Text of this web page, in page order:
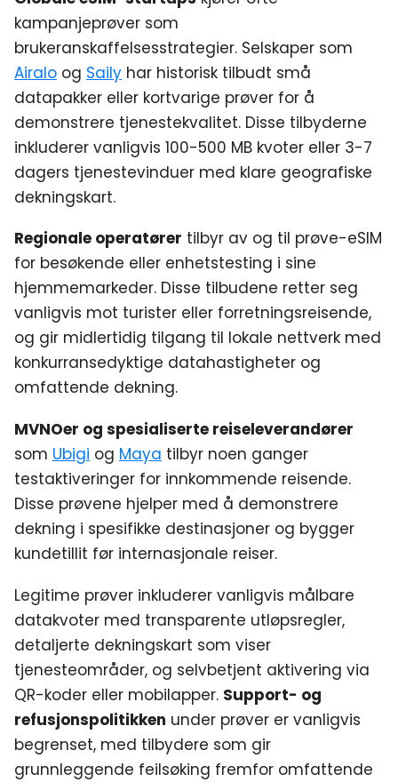
kampanjeprøver som
brukeranskaffelsesstrategier. Selskaper som
Airalo og Saily har historisk tilbudt små
datapakker eller kortvarige prøver for å
demonstrere tjenestekvalitet. Disse tilbyderne
inkluderer vanligvis 100-500 MB kvoter eller 3-7
dagers tjenestevinduer med klare geografiske
dekningskart.
Regionale operatører tilbyr av og til prøve-eSIM
for besøkende eller enhetstesting i sine
hjemmemarkeder. Disse tilbudene retter seg
vanligvis mot turister eller forretningsreisende,
og gir midlertidig tilgang til lokale nettverk med
konkurransedyktige datahastigheter og
omfattende dekning.
MVNOer og spesialiserte reiseleverandører
som Ubigi og Maya tilbyr noen ganger
testaktiveringer for innkommende reisende.
Disse prøvene hjelper med å demonstrere
dekning i spesifikke destinasjoner og bygger
kundetillit før internasjonale reiser.
Legitime prøver inkluderer vanligvis målbare
datakvoter med transparente utløpsregler,
detaljerte dekningskart som viser
tjenesteområder, og selvbetjent aktivering via
QR-koder eller mobilapper. Support- og
refusjonspolitikken under prøver er vanligvis
begrenset, med tilbydere som gir
grunnleggende feilsøking fremfor omfattende